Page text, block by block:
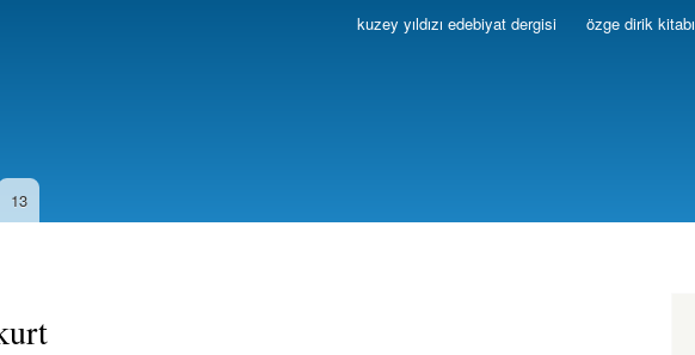
kuzey yıldızı edebiyat dergisi özge dirik kitabı
13